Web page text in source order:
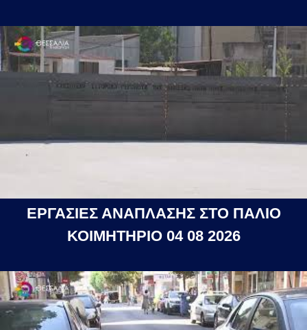
ΕΡΓΑΣΙΕΣ ΑΝΑΠΛΑΣΗΣ ΣΤΟ ΠΑΛΙΟ
ΚΟΙΜΗΤΗΡΙΟ 04 08 2026